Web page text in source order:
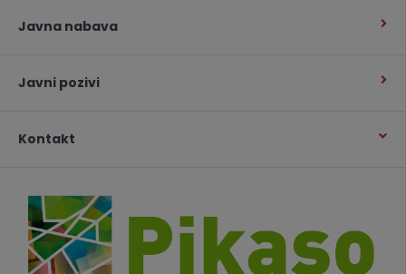
Javna nabava
Javni pozivi
Kontakt